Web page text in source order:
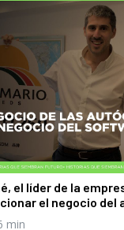
el líder de la
el negocio del
min